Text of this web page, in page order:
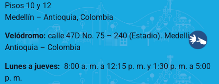
Pisos 10 y 12
Medellín – Antioquia, Colombia
Velódromo: calle 47D No. 75 – 240 (Estadio). Medellín –
Antioquia – Colombia
Lunes a jueves: 8:00 a. m. a 12:15 p. m. y 1:30 p. m. a 5:00
p. m.